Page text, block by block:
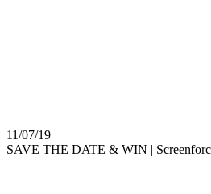
11/07/19
SAVE THE DATE & WIN |